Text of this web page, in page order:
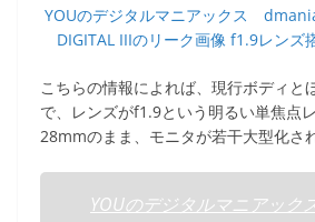
o
k
YOUのデジタルマニアックス
DIGITAL IIIのリーク画像 f1.9レンズ
こちらの情報によれば、現行ボディと
で、レンズがf1.9という明るい単焦点
28mmのまま、モニタが若干大型化さ
YOUのデジタルマニアック